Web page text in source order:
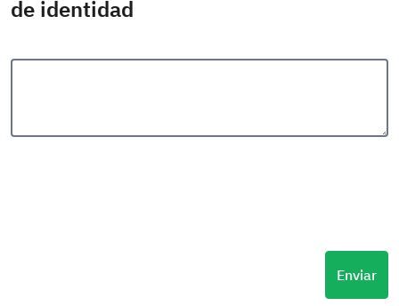
de identidad
Enviar